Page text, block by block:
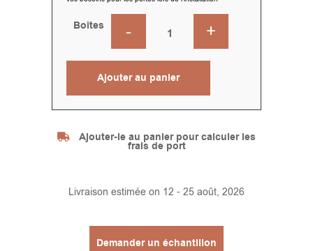
Boîtes
Ajouter au panier
Ajouter-le au panier pour calculer les
frais de port
Livraison estimée on 12 - 25 août, 2026
Demander un échantillon